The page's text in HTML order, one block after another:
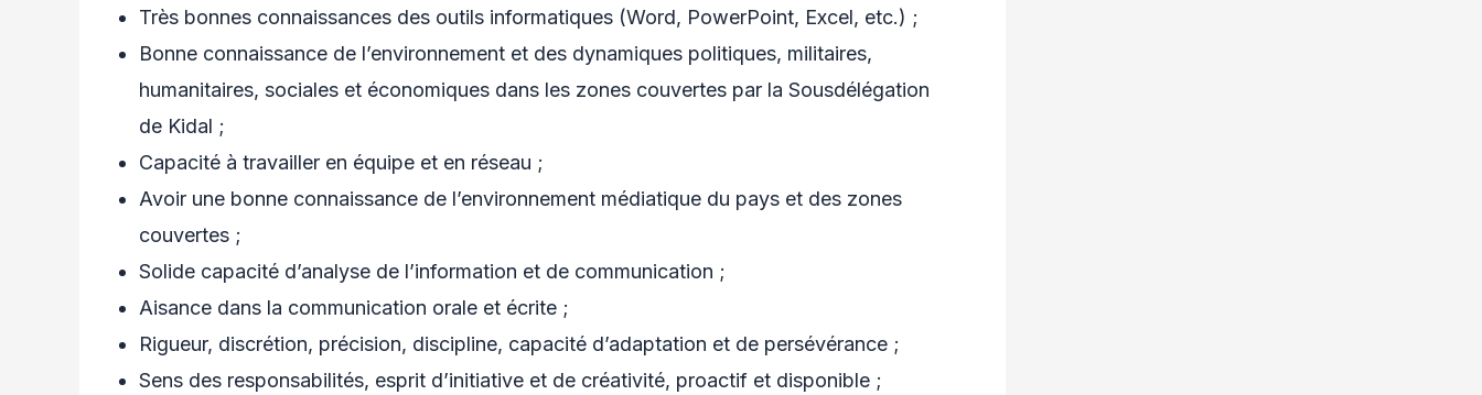
Très bonnes connaissances des outils informatiques (Word, PowerPoint, Excel, etc.) ;
Bonne connaissance de l’environnement et des dynamiques politiques, militaires,
humanitaires, sociales et économiques dans les zones couvertes par la Sousdélégation
de Kidal ;
Capacité à travailler en équipe et en réseau ;
Avoir une bonne connaissance de l’environnement médiatique du pays et des zones
couvertes ;
Solide capacité d’analyse de l’information et de communication ;
Aisance dans la communication orale et écrite ;
Rigueur, discrétion, précision, discipline, capacité d’adaptation et de persévérance ;
Sens des responsabilités, esprit d’initiative et de créativité, proactif et disponible ;